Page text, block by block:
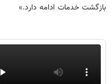
بازگشت خدمات ادامه دارد.»